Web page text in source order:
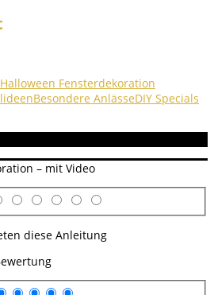
Halloween Fensterdekoration
Besondere AnlässeDIY Specials
diese Anleitung